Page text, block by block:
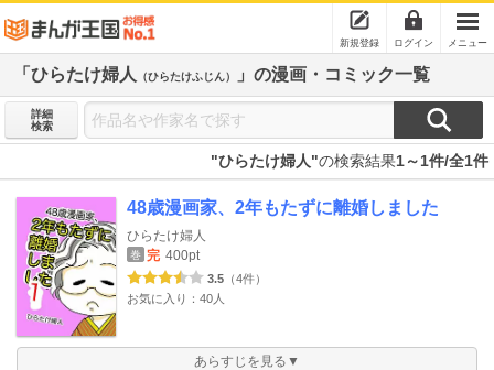
新規登録 ログイン メニュー
「ひらたけ婦人 （ひらたけふじん） 」の漫画・コミック一覧
詳細
検索
"ひらたけ婦人"の検索結果1～1件/全1件
48歳漫画家、2年もたずに離婚しました
ひらたけ婦人
巻 完 400pt
3.5 （4件）
お気に入り：40人
あらすじを見る▼